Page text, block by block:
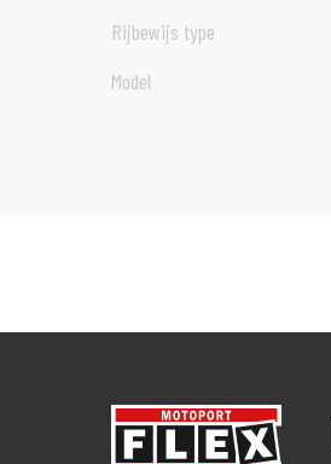
Rijbewijs type
Model